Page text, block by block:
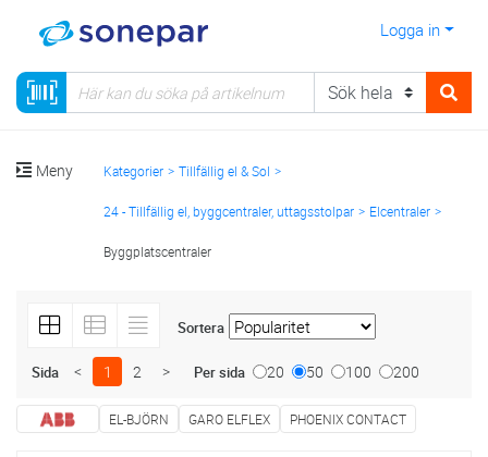
Logga in
Meny Kategorier Tillfällig el & Sol
24 - Tillfällig el, byggcentraler, uttagsstolpar Elcentraler
Byggplatscentraler
Sortera
Sida < 1 2 > Per sida 20 50 100 200
EL-BJÖRN GARO ELFLEX PHOENIX CONTACT